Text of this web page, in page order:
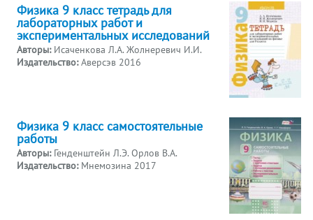
Физика 9 класс тетрадь для
лабораторных работ и
экспериментальных исследований
Авторы: Исаченкова Л.А. Жолнеревич И.И.
Издательство:Аверсэв 2016
Физика 9 класс самостоятельные
работы
Авторы: Генденштейн Л.Э. Орлов В.А.
Издательство: Мнемозина 2017